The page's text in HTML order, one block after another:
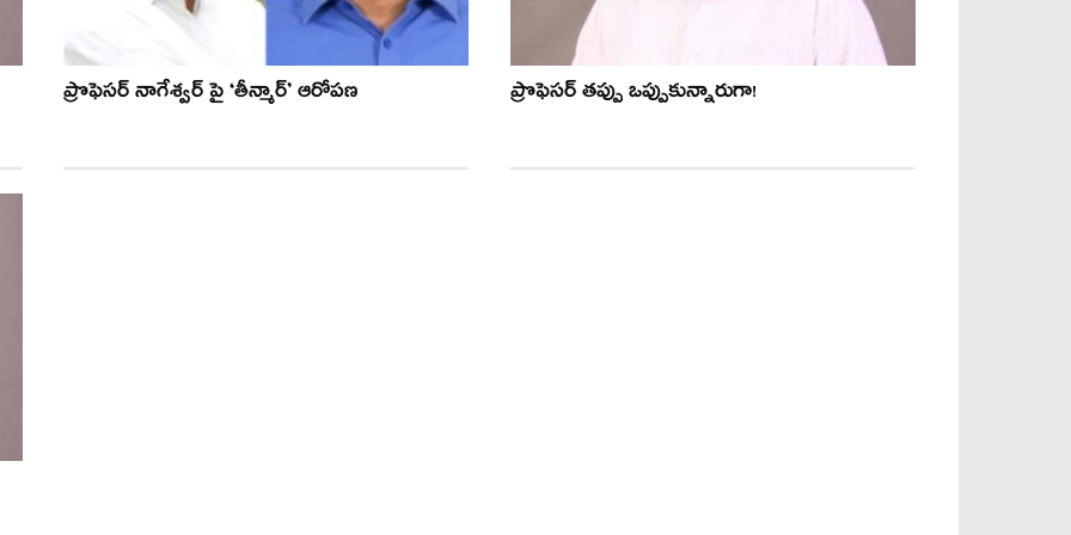
ప్రొఫెసర్ నాగేశ్వర్ పై ‘తీన్మార్’ ఆరోపణ ప్రొఫెసర్ తప్పు ఒప్పుకున్నారుగా!